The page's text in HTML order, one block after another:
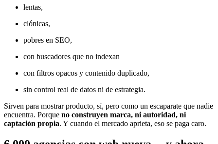
lentas,
clónicas,
pobres en SEO,
con buscadores que no indexan
con filtros opacos y contenido duplicado,
sin control real de datos ni de estrategia.
Sirven para mostrar producto, sí, pero como un escaparate que nadie
encuentra. Porque no construyen marca, ni autoridad, ni
captación propia. Y cuando el mercado aprieta, eso se paga caro.